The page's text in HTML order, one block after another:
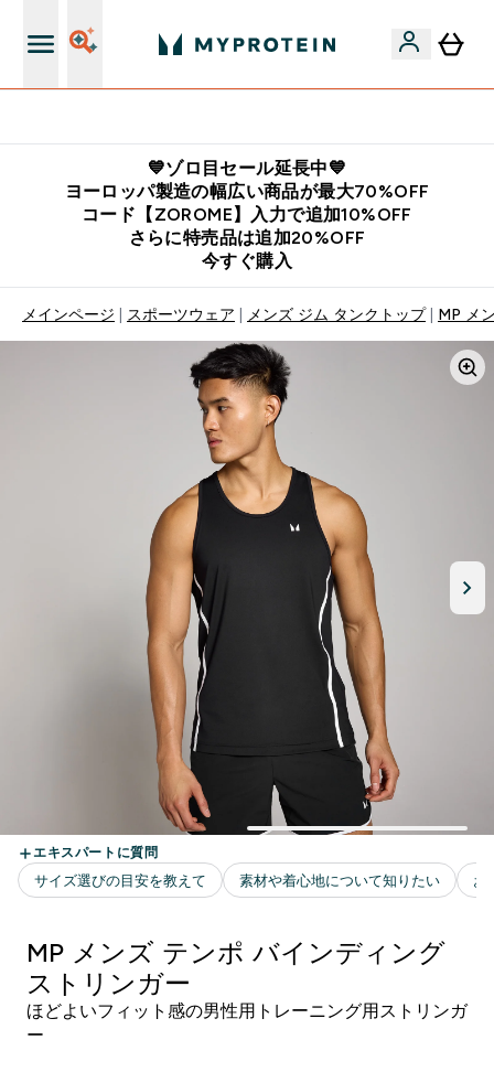
💙ゾロ目セール延長中💙
ヨーロッパ製造の幅広い商品が最大70%OFF
コード【ZOROME】入力で追加10%OFF
さらに特売品は追加20%OFF
今すぐ購入
メインページ スポーツウェア メンズ ジム タンクトップ MP メ
MP メンズ テンポ バインディング
ストリンガー
ほどよいフィット感の男性用トレーニング用ストリンガ
ー